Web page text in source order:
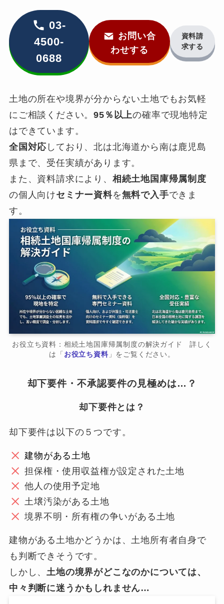
03-
4500-
0688
お問い合
わせする
資料請
求する
土地の所在や境界が分からない土地でもお気軽
にご相談ください。95％以上の確率で現地特定
はできています。
全国対応 しており、北は北海道から南は鹿児島
県まで、受任実績があります。
また、資料請求により、 相続土地国庫帰属制度
の個人向けセミナー資料を無料で入手できま
す。
お役立ち資料：相続土地国庫帰属制度の解決ガイド 詳しく
は「 お役立ち資料」をご覧ください。
却下要件・不承認要件の見極めは…？
却下要件とは？
却下要件は以下の５つです。
建物がある土地
担保権・使用収益権が設定された土地
他人の使用予定地
土壌汚染がある土地
境界不明・所有権の争いがある土地
建物がある土地かどうかは、土地所有者自身で
も判断できそうです。
しかし、 土地の境界がどこなのかについては、
中々判断に迷うかもしれません…